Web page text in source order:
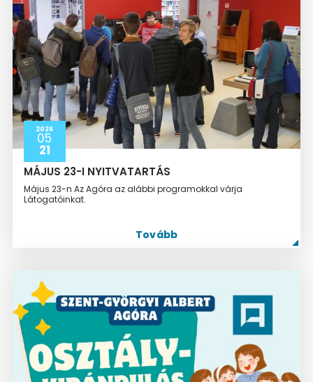
2026
05
21
MÁJUS 23-I NYITVATARTÁS
Május 23-n Az Agóra az alábbi programokkal várja
Látogatóinkat.
Tovább